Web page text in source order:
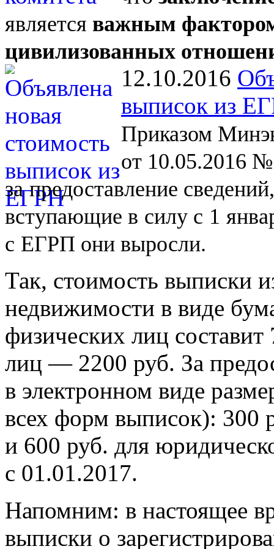
является важным
цивилизованных
12.10.2016
выписок из
Приказом
от 10.05.2016 №
за предоставление
вступающие в силу с 1
с ЕГРП они выросли.
Так, стоимость выписки
недвижимости в виде
физических лиц
лиц — 2200 руб. За
в электронном виде
всех форм выписок): 300
и 600 руб. для
с 01.01.2017.
Напомним: в настоящее
выписки о